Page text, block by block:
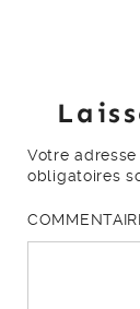
Votre
obligatoires